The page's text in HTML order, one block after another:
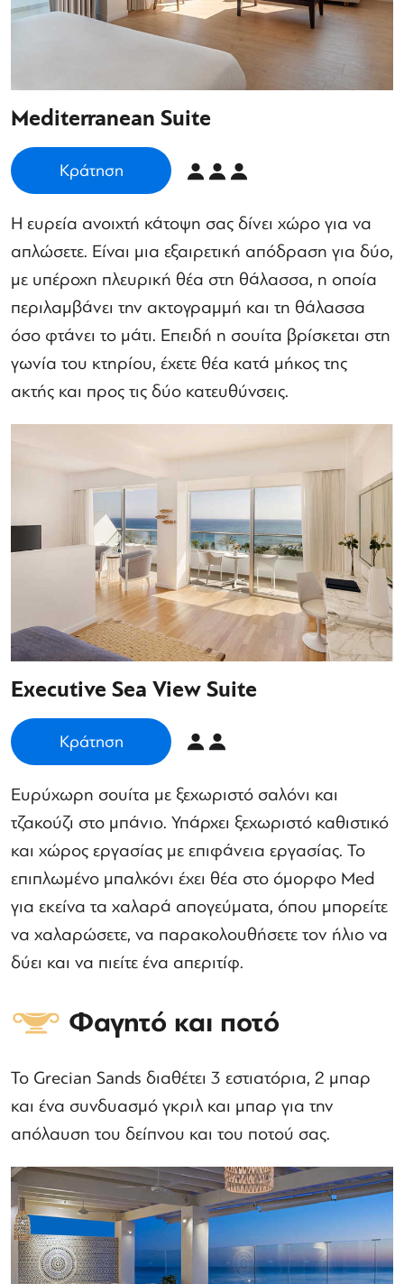
Mediterranean Suite
Κράτηση
Η ευρεία ανοιχτή κάτοψη σας δίνει χώρο για να
απλώσετε. Είναι μια εξαιρετική απόδραση για δύο,
με υπέροχη πλευρική θέα στη θάλασσα, η οποία
περιλαμβάνει την ακτογραμμή και τη θάλασσα
όσο φτάνει το μάτι. Επειδή η σουίτα βρίσκεται στη
γωνία του κτηρίου, έχετε θέα κατά μήκος της
ακτής και προς τις δύο κατευθύνσεις.
Executive Sea View Suite
Κράτηση
Ευρύχωρη σουίτα με ξεχωριστό σαλόνι και
τζακούζι στο μπάνιο. Υπάρχει ξεχωριστό καθιστικό
και χώρος εργασίας με επιφάνεια εργασίας. Το
επιπλωμένο μπαλκόνι έχει θέα στο όμορφο Med
για εκείνα τα χαλαρά απογεύματα, όπου μπορείτε
να χαλαρώσετε, να παρακολουθήσετε τον ήλιο να
δύει και να πιείτε ένα απεριτίφ.
Φαγητό και ποτό
Το Grecian Sands διαθέτει 3 εστιατόρια, 2 μπαρ
και ένα συνδυασμό γκριλ και μπαρ για την
απόλαυση του δείπνου και του ποτού σας.